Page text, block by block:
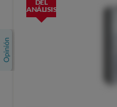
DEL
ANÁLISIS